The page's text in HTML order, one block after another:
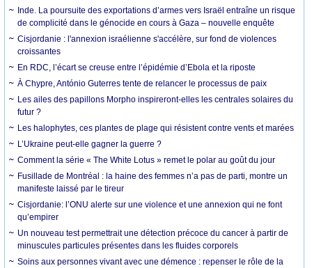
Inde. La poursuite des exportations d’armes vers Israël entraîne un risque
de complicité dans le génocide en cours à Gaza – nouvelle enquête
Cisjordanie : l'annexion israélienne s'accélère, sur fond de violences
croissantes
En RDC, l’écart se creuse entre l’épidémie d’Ebola et la riposte
À Chypre, António Guterres tente de relancer le processus de paix
Les ailes des papillons Morpho inspireront-elles les centrales solaires du
futur ?
Les halophytes, ces plantes de plage qui résistent contre vents et marées
L’Ukraine peut-elle gagner la guerre ?
Comment la série « The White Lotus » remet le polar au goût du jour
Fusillade de Montréal : la haine des femmes n’a pas de parti, montre un
manifeste laissé par le tireur
Cisjordanie: l’ONU alerte sur une violence et une annexion qui ne font
qu’empirer
Un nouveau test permettrait une détection précoce du cancer à partir de
minuscules particules présentes dans les fluides corporels
Soins aux personnes vivant avec une démence : repenser le rôle de la